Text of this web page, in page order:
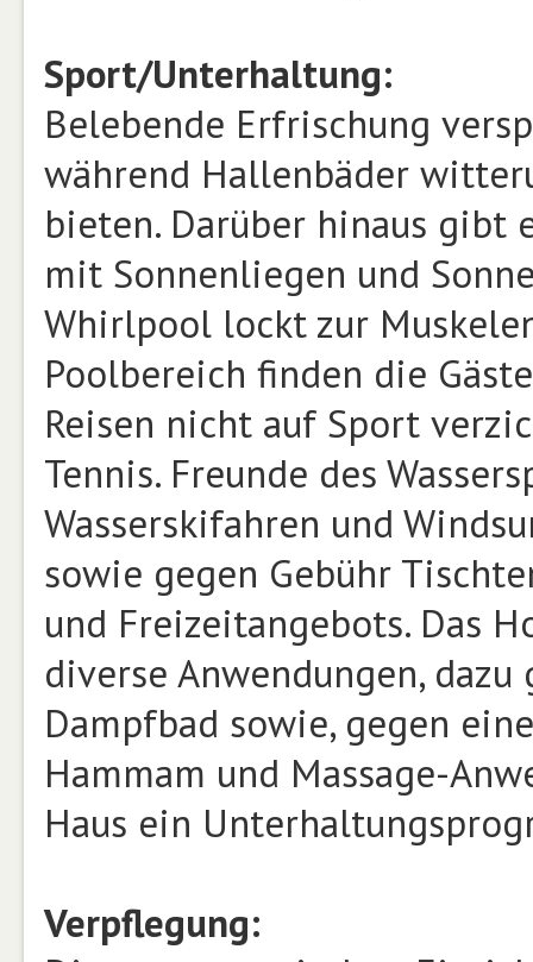
Sport/Unterhaltung:
Belebende Erfrischung
während Hallenbäder
bieten. Darüber hinaus gibt
mit Sonnenliegen und
Whirlpool lockt zur
Poolbereich finden die
Reisen nicht auf Sport
Tennis. Freunde des
Wasserskifahren und
sowie gegen Gebühr
und Freizeitangebots. Das
diverse Anwendungen,
Dampfbad sowie, gegen
Hammam und Massage-
Haus ein
Verpflegung: